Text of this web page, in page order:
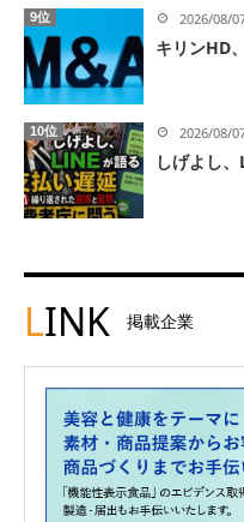
9位 2026/08/
キリンHD
10位 2026/08/
しげよし
LINK 掲載企業